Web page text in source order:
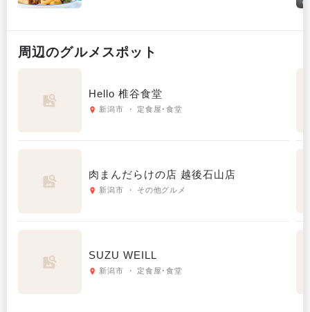
周辺のグルメ スポット
Hello 椎谷食堂
新潟市 ・ 定食屋･食堂
肉まんだらけの店 越後石山店
新潟市 ・ その他グルメ
SUZU WEILL
新潟市 ・ 定食屋･食堂